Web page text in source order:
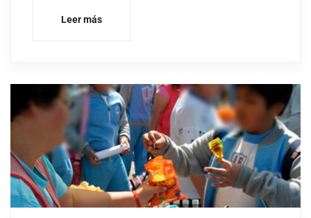
Leer más